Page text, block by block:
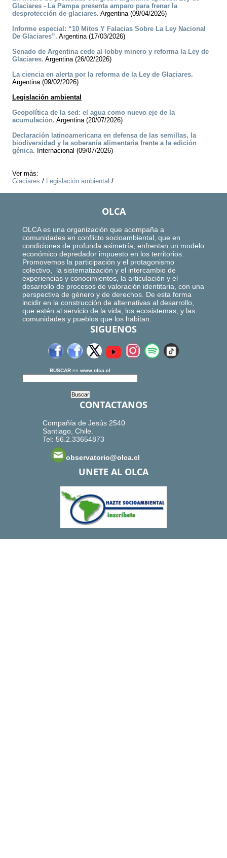
Glaciares - La Pampa presenta amparo para frenar la
desprotección de glaciares. Argentina (09/04/2026)
Informe especial: “10 Mitos Y Falacias Sobre La Ley Nacional
De Glaciares”. Argentina (17/03/2026)
Senado de Argentina cede al lobby minero y reforma la Ley de
Glaciares. Argentina (26/02/2026)
La ciencia en alerta por la reforma de la Ley de Glaciares.
Argentina (09/02/2026)
Legislación ambiental
Geopolítica de la sed: el agua como nuevo eje de la
acumulación. Argentina (20/07/2026)
Declaración latinoamericana en defensa de las semillas, la
biodiversidad y la soberanía alimentaria frente a la edición
génica. Internacional (09/07/2026)
Ver más:
Glaciares / Legislación ambiental /
OLCA
OLCA es una organización que acompaña a
comunidades en conflicto socioambiental, que en
condiciones de profunda asimetría, enfrentan un modelo
económico depredador impuesto en los territorios.
Promovemos la participación y el protagonismo
colectivo, la sistematización y el intercambio de
experiencias y conocimientos, la articulación y el
desarrollo de procesos de valoración identitaria, con una
perspectiva de género y de derechos. De esta forma
incidir en la construcción de alternativas al desarrollo,
que estén al servicio de la vida, los ecosistemas, y las
comunidades y pueblos que los habitan.
SIGUENOS
BUSCAR en www.olca.cl
CONTACTANOS
Compañía de Jesús 2540
Santiago, Chile.
Tel: 56.2.33654873
observatorio@olca.cl
UNETE AL OLCA